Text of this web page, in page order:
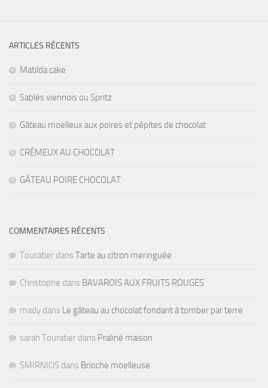
ARTICLES RÉCENTS
Matilda cake
Sablés viennois ou Spritz
Gâteau moelleux aux poires et pépites de chocolat
CRÉMEUX AU CHOCOLAT
GÂTEAU POIRE CHOCOLAT
COMMENTAIRES RÉCENTS
Touratier dans Tarte au citron meringuée
Christophe dans BAVAROIS AUX FRUITS ROUGES
mady dans Le gâteau au chocolat fondant à tomber par terre
sarah Touratier dans Praliné maison
SMIRNIOS dans Brioche moelleuse